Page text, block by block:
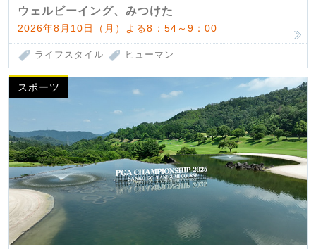
ウェルビーイング、みつけた
2026年8月10日（月）よる8：54～9：00
ライフスタイル ヒューマン
スポーツ